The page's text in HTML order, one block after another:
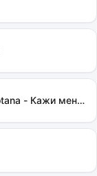
Hudak, 100Лиця, Chico & Qatoshi, Motana - Кажи мені правду